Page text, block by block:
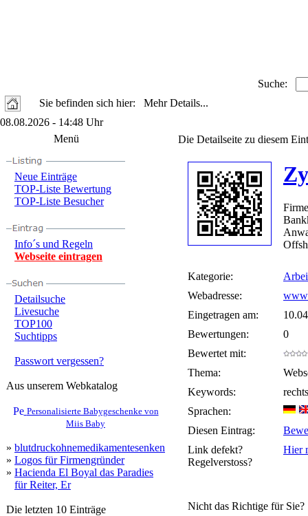
Suche:
Sie befinden sich hier: Mehr Details...
08.08.2026 - 14:48 Uhr
Menü
Neue Einträge
TOP-Liste Bewertung
TOP-Liste Besucher
Info´s und Regeln
Webseite eintragen
Detailsuche
Livesuche
TOP100
Suchtipps
Passwort vergessen?
Aus unserem Webkatalog
Personalisierte Babygeschenke von
Miis Baby
» blutdruckohnemedikamentesenken
» Logos für Firmengründer
» Hacienda El Boyal das Paradies
für Reiter, Er
Die letzten 10 Einträge
Die Detailseite zu diesem
Kategorie:
Webadresse:
Eingetragen am:
Bewertungen:
0
Bewertet mit:
Thema:
Keywords:
Sprachen:
Diesen Eintrag:
Link defekt?
Regelverstoss?
Hier
Nicht das Richtige für Sie?